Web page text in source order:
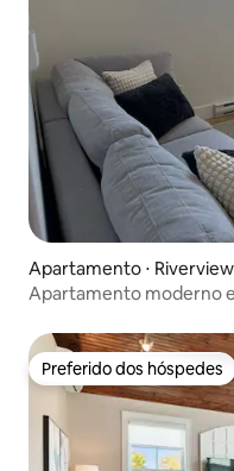
Apartamento ⋅ Riverview
Apartamento moderno
Preferido dos hóspedes
Preferido dos hóspedes